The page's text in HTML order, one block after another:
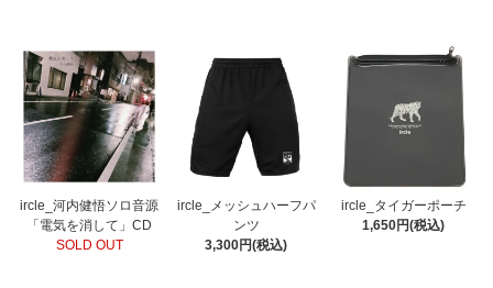
ircle_河内健悟ソロ音源
「電気を消して」CD
SOLD OUT
ircle_メッシュハーフパ
ンツ
3,300円(税込)
ircle_タイガーポーチ
1,650円(税込)